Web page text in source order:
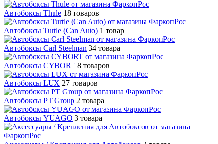
Автобоксы Thule 18 товаров
Автобоксы Turtle (Can Auto) 1 товар
Автобоксы Carl Steelman 34 товара
Автобоксы CYBORT 8 товаров
Автобоксы LUX 27 товаров
Автобоксы PT Group 2 товара
Автобоксы YUAGO 3 товара